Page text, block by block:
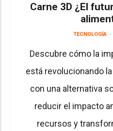
Carne 3D ¿El
TECNOLOGÍA
Descubre cómo la
está revolucionando
con una alternativa
reducir el impacto
recursos y